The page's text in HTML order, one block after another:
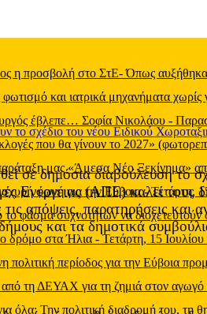
προσβολή στο ΣτΕ- Όπως αυξήθηκαν
και ιατρικά μηχανήματα χωρίς
έβλεπε… Σοφία Νικολάου -
που θα γίνουν το 2027»
μας «Άμεσα Νέο Ξεκίνημα»
φωνή για την Εύβοια-Τετάρτη,
φάσμα συχνοτήτων να διοχετευτούν
δρόμο στα Ήλια -Τετάρτη, 15
περίοδος για την Εύβοια
τη ΔΕΥΑΧ για τη ζημιά στον
Την πολιτική διαδρομή του, τη
σε δημόσια διαβούλευση
Ενέργειας (ΑΠΕ) καλεί τους
απόψεις, παρατηρήσεις και
και τα δημοτικά